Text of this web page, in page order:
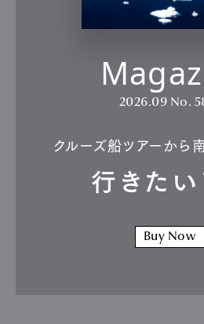
2026.09 No.
クルーズ船ツアーから
行きた
Buy Now